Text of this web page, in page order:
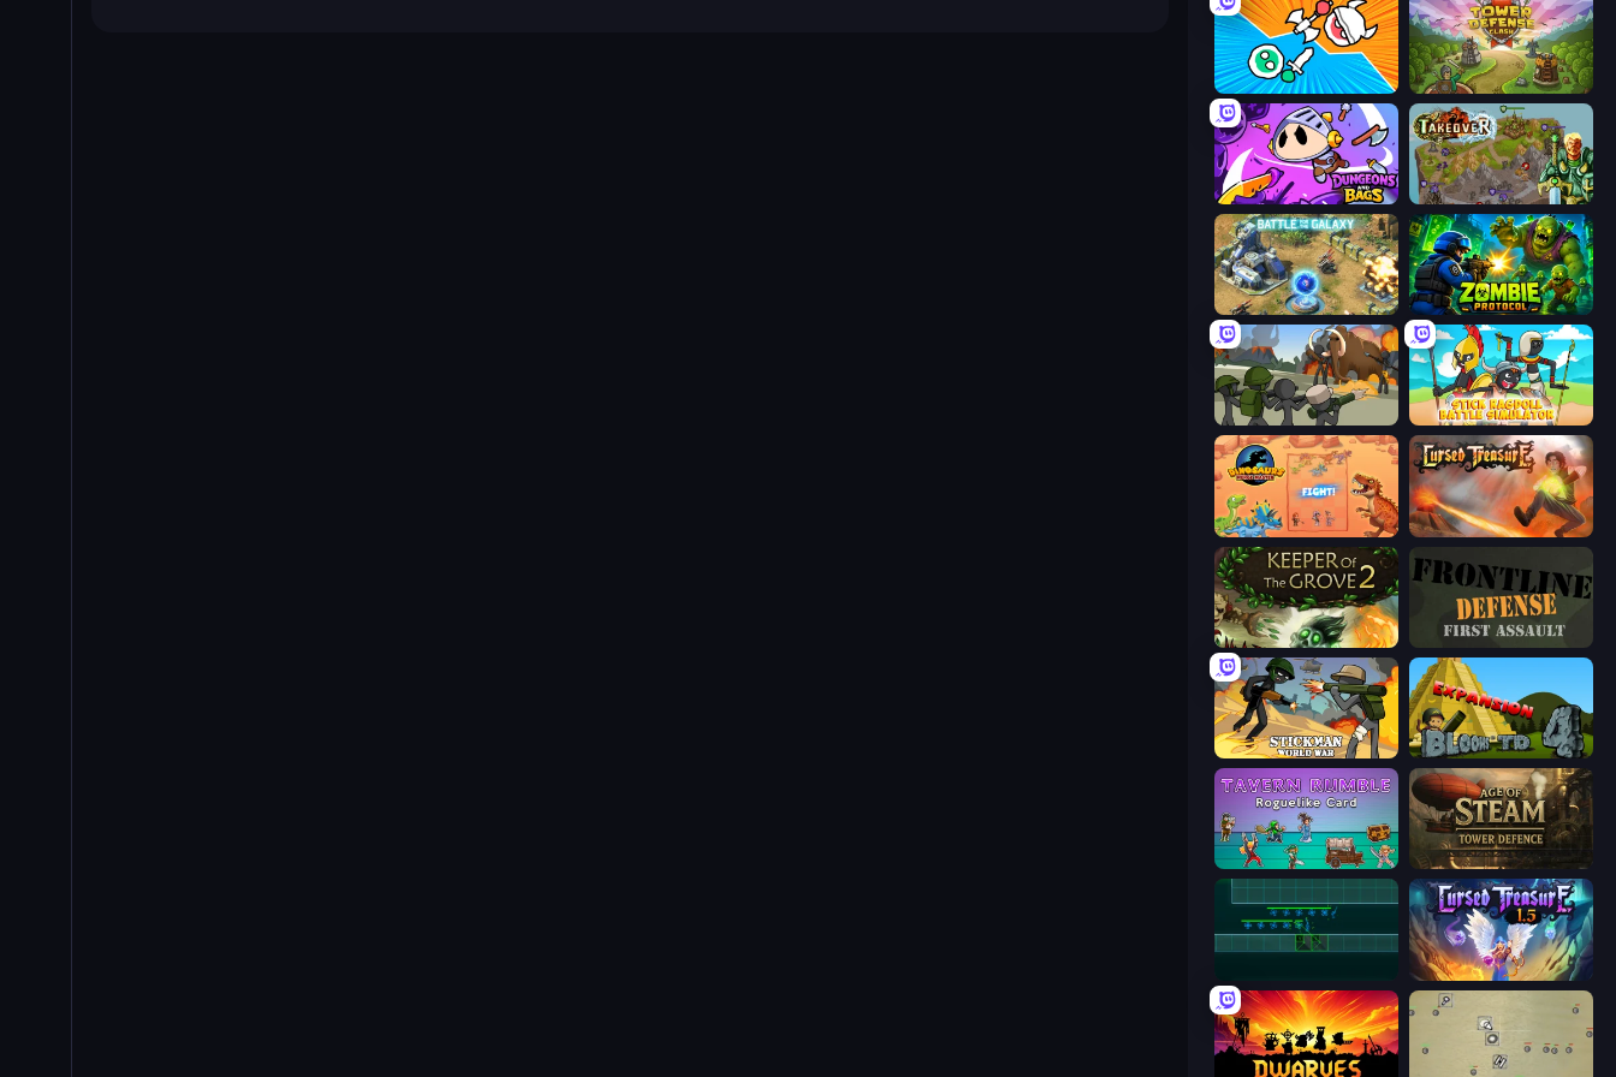
Merge Knights! Tower Defense Clash
Dungeons and Bags Takeover
Battle for the Galaxy Zombie Protocol
Stickman History Battle Stick Ragdoll Battle Simulator
Dinosaurs Merge Master Cursed Treasure
Keeper of the Grove 2 Frontline Defense
Stickman World War Bloons Tower Defense 4 Expansion
Tavern Rumble: Roguelike Card Age of Steam Tower Defence
Cursed Treasure 1.5